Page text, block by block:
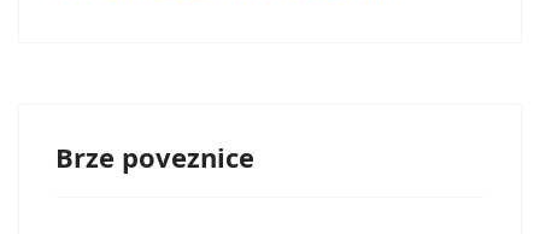
Brze poveznice